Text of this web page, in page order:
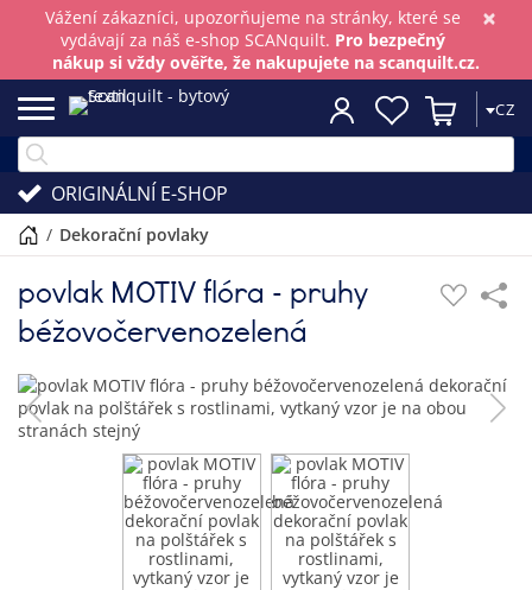
×
Vážení zákazníci, upozorňujeme na stránky, které se
vydávají za náš e-shop SCANquilt. Pro bezpečný
nákup si vždy ověřte, že nakupujete na scanquilt.cz.
CZ
ORIGINÁLNÍ E-SHOP
/ dekorační povlaky
povlak MOTIV flóra - pruhy
béžovočervenozelená